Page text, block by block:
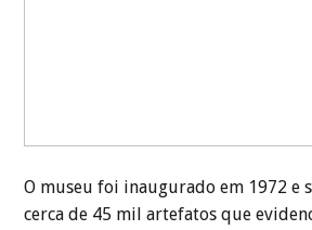
O museu foi inaugurado em 1972 e
cerca de 45 mil artefatos que